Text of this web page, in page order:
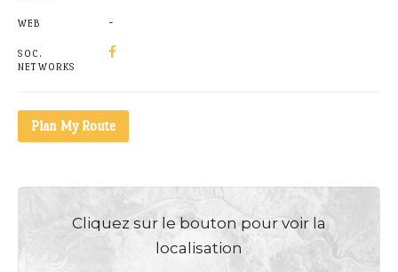
WEB -
SOC.
NETWORKS
Plan My Route
Cliquez sur le bouton pour voir la
localisation